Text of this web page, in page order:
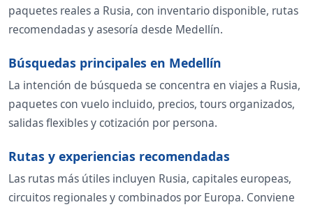
paquetes reales a Rusia, con inventario disponible, rutas
recomendadas y asesoría desde Medellín.
Búsquedas principales en Medellín
La intención de búsqueda se concentra en viajes a Rusia,
paquetes con vuelo incluido, precios, tours organizados,
salidas flexibles y cotización por persona.
Rutas y experiencias recomendadas
Las rutas más útiles incluyen Rusia, capitales europeas,
circuitos regionales y combinados por Europa. Conviene